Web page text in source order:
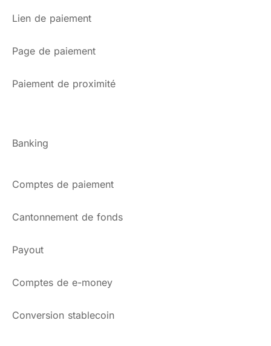
Lien de paiement
Page de paiement
Paiement de proximité
Banking
Comptes de paiement
Cantonnement de fonds
Payout
Comptes de e-money
Conversion stablecoin